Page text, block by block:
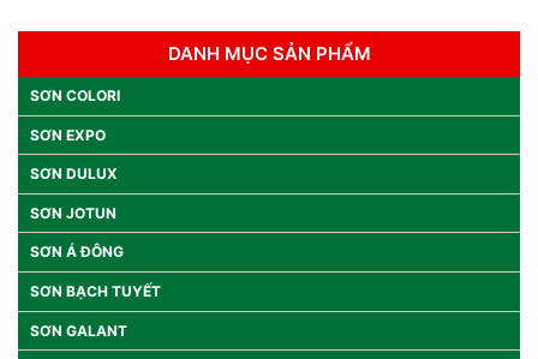
DANH MỤC SẢN PHẨM
SƠN COLORI
SƠN EXPO
SƠN DULUX
SƠN JOTUN
SƠN Á ĐÔNG
SƠN BẠCH TUYẾT
SƠN GALANT